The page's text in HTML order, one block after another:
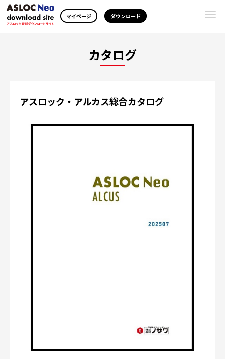
マイページ ダウンロード
カタログ
アスロック・アルカス総合カタログ